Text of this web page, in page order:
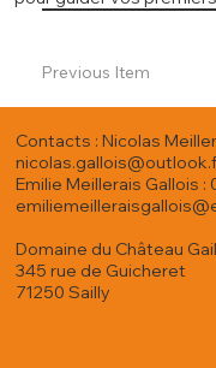
Previous Item
Contacts : Nicolas
Emilie Meillerais Gallois :
Domaine du Château
345 rue de Guicheret
71250 Sailly